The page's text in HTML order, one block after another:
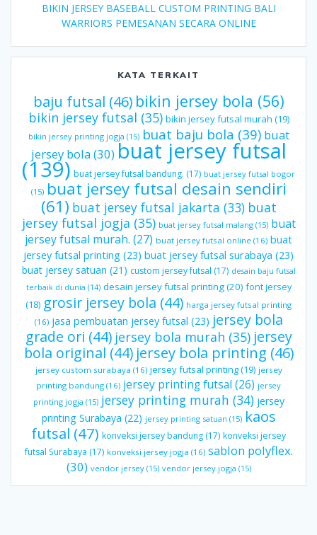
BIKIN JERSEY BASEBALL CUSTOM PRINTING BALI
WARRIORS PEMESANAN SECARA ONLINE
KATA TERKAIT
baju futsal (46) bikin jersey bola (56)
bikin jersey futsal (35) bikin jersey futsal murah (19)
bikin jersey printing jogja (15) buat baju bola (39) buat
jersey bola(30)buat jersey futsal
(139) buat jersey futsal bandung. (17) buat jersey futsal bogor
(15) buat jersey futsal desain sendiri
(61) buat jersey futsal jakarta (33) buat
jersey futsal jogja (35) buat jersey futsal malang(15) buat
jersey futsal murah. (27) buat jersey futsal online(16) buat
jersey futsal printing (23) buat jersey futsal surabaya (23)
buat jersey satuan (21) custom jersey futsal (17) desain baju futsal
terbaik di dunia (14) desain jersey futsal printing(20) font jersey
(18) grosir jersey bola (44) harga jersey futsal printing
(16) jasa pembuatan jersey futsal (23) jersey bola
grade ori (44) jersey bola murah (35) jersey
bola original (44) jersey bola printing (46)
jersey custom surabaya (16) jersey futsal printing(19) jersey
printing bandung (16) jersey printing futsal (26) jersey
printing jogja (15) jersey printing murah (34) jersey
printing Surabaya (22) jersey printing satuan (15) kaos
futsal (47) konveksi jersey bandung (17) konveksi jersey
futsal Surabaya (17) konveksi jersey jogja (16) sablon polyflex.
(30) vendor jersey(15) vendor jersey jogja (15)